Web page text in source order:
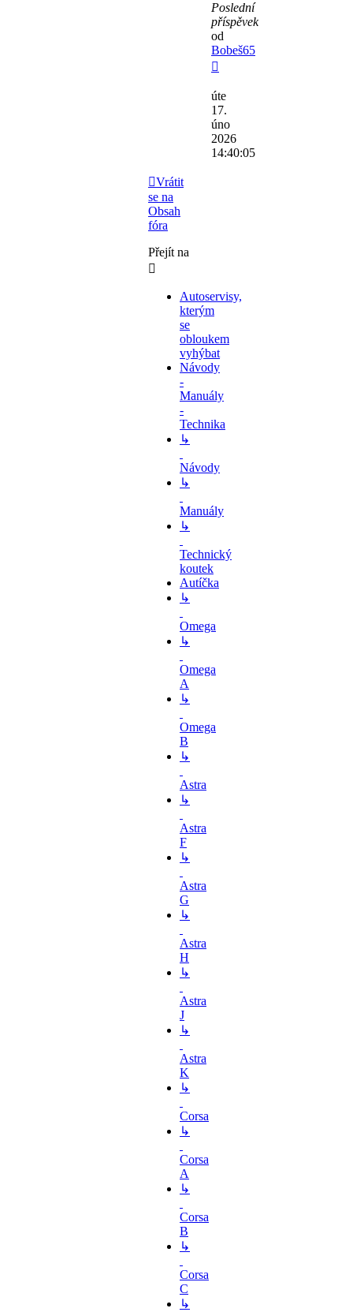
Poslední
příspěvek
od
Bobeš65
úte
17.
úno
2026
14:40:05
Vrátit
se na
Obsah
fóra
Přejít na
Autoservisy,
kterým
se
obloukem
vyhýbat
Návody
-
Manuály
-
Technika
↳
Návody
↳
Manuály
↳
Technický
koutek
Autíčka
↳
Omega
↳
Omega
A
↳
Omega
B
↳
Astra
↳
Astra
F
↳
Astra
G
↳
Astra
H
↳
Astra
J
↳
Astra
K
↳
Corsa
↳
Corsa
A
↳
Corsa
B
↳
Corsa
C
↳